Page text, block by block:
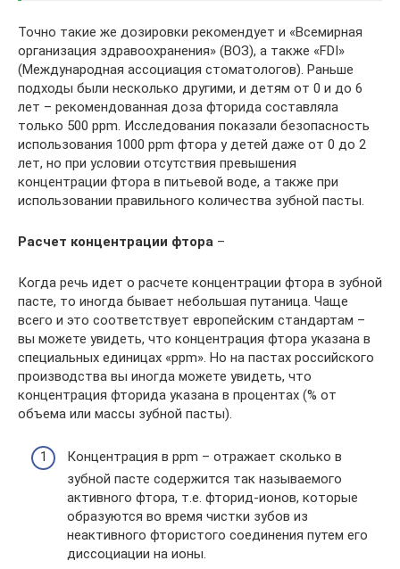
Точно такие же дозировки рекомендует и «Всемирная
организация здравоохранения» (ВОЗ), а также «FDI»
(Международная ассоциация стоматологов). Раньше
подходы были несколько другими, и детям от 0 и до 6
лет – рекомендованная доза фторида составляла
только 500 ppm. Исследования показали безопасность
использования 1000 ppm фтора у детей даже от 0 до 2
лет, но при условии отсутствия превышения
концентрации фтора в питьевой воде, а также при
использовании правильного количества зубной пасты.
Расчет концентрации фтора –
Когда речь идет о расчете концентрации фтора в зубной
пасте, то иногда бывает небольшая путаница. Чаще
всего и это соответствует европейским стандартам –
вы можете увидеть, что концентрация фтора указана в
специальных единицах «ppm». Но на пастах российского
производства вы иногда можете увидеть, что
концентрация фторида указана в процентах (% от
объема или массы зубной пасты).
Концентрация в ppm – отражает сколько в
зубной пасте содержится так называемого
активного фтора, т.е. фторид-ионов, которые
образуются во время чистки зубов из
неактивного фтористого соединения путем его
диссоциации на ионы.